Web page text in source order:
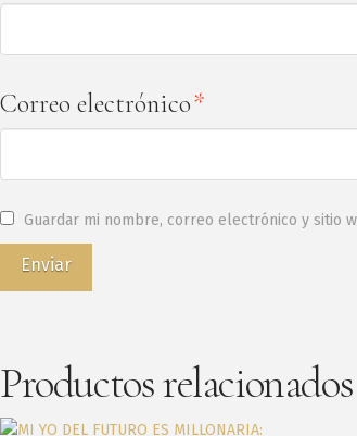
Correo electrónico*
Guardar mi nombre, correo electrónico y sitio
Productos relacionados